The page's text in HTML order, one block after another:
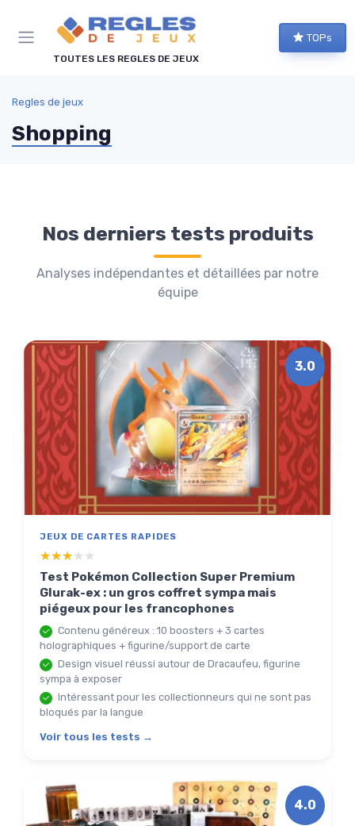
TOUTES LES REGLES DE JEUX
TOPs
Regles de jeux
Shopping
Nos derniers tests produits
Analyses indépendantes et détaillées par notre
équipe
3.0
JEUX DE CARTES RAPIDES
★★★★★
★★★★★
Test Pokémon Collection Super Premium
Glurak-ex : un gros coffret sympa mais
piégeux pour les francophones
Contenu généreux : 10 boosters + 3 cartes
holographiques + figurine/support de carte
Design visuel réussi autour de Dracaufeu, figurine
sympa à exposer
Intéressant pour les collectionneurs qui ne sont pas
bloqués par la langue
Voir tous les tests →
4.0